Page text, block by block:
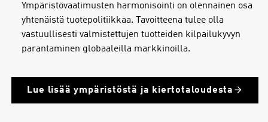
Ympäristövaatimusten harmonisointi on olennainen osa
yhtenäistä tuotepolitiikkaa. Tavoitteena tulee olla
vastuullisesti valmistettujen tuotteiden kilpailukyvyn
parantaminen globaaleilla markkinoilla.
Lue lisää ympäristöstä ja kiertotaloudesta